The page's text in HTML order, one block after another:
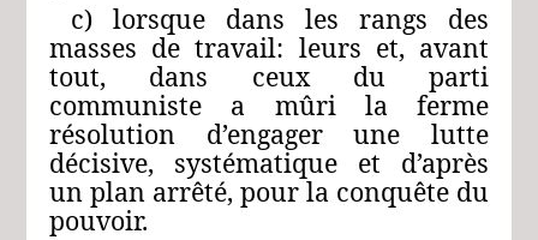
c) lorsque dans les rangs des
masses de travail: leurs et, avant
tout, dans ceux du parti
communiste a mûri la ferme
résolution d’engager une lutte
décisive, systématique et d’après
un plan arrêté, pour la conquête du
pouvoir.